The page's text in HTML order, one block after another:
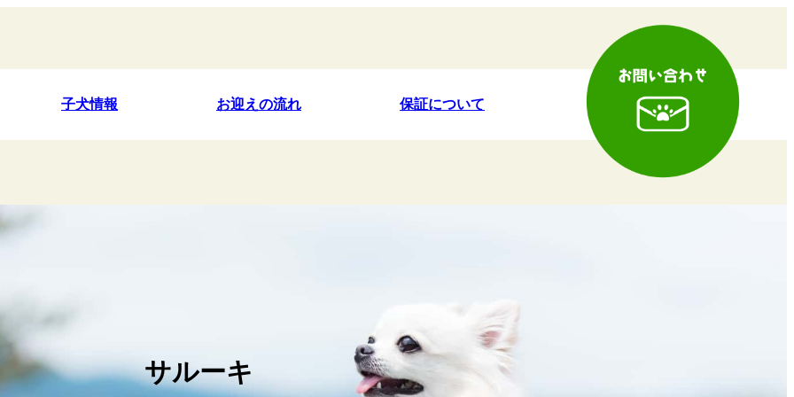
子犬情報 お迎えの流れ 保証について
サルーキ